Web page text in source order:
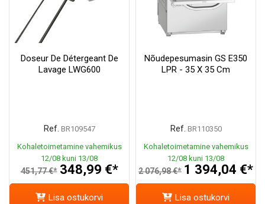
Doseur De Détergeant De
Lavage LWG600
Ref. BR109547
Kohaletoimetamine vahemikus
12/08 kuni 13/08
451,77 €* 348,99 €*
Lisa ostukorvi
Nõudepesumasin GS E350
LPR - 35 X 35 Cm
Ref. BR110350
Kohaletoimetamine vahemikus
12/08 kuni 13/08
2 076,98 €* 1 394,04 €*
Lisa ostukorvi